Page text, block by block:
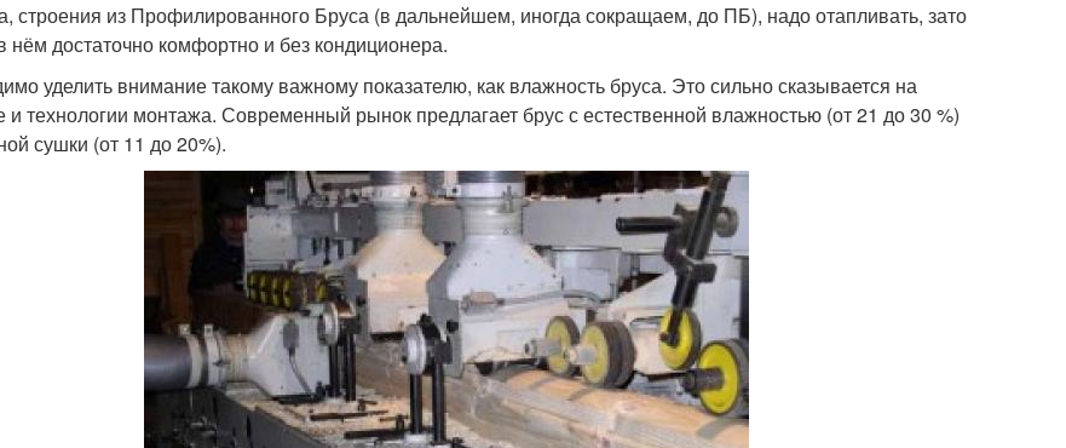
строения из Профилированного Бруса (в дальнейшем, иногда сокращаем, до ПБ), надо отапливать, зато
нём достаточно комфортно и без кондиционера.
уделить внимание такому важному показателю, как влажность бруса. Это сильно сказывается на
и технологии монтажа. Современный рынок предлагает брус с естественной влажностью (от 21 до 30 %)
сушки (от 11 до 20%).